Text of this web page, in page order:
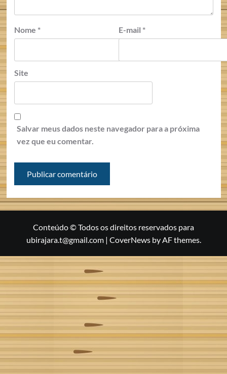
Nome * E-mail *
Site
Salvar meus dados neste navegador para a próxima
vez que eu comentar.
Conteúdo © Todos os direitos reservados para
ubirajara.t@gmail.com | CoverNewsby AF themes.